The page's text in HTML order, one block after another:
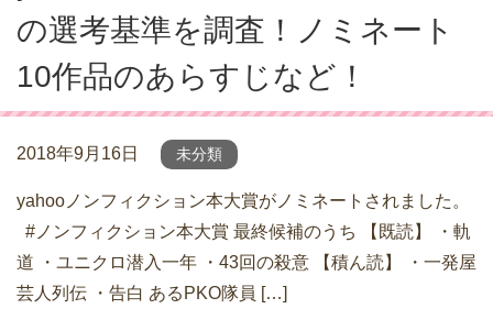
の選考基準を調査！ノミネート
10作品のあらすじなど！
2018年9月16日 未分類
yahooノンフィクション本大賞がノミネートされました。
#ノンフィクション本大賞 最終候補のうち 【既読】 ・軌
道 ・ユニクロ潜入一年 ・43回の殺意 【積ん読】 ・一発屋
芸人列伝 ・告白 あるPKO隊員 […]